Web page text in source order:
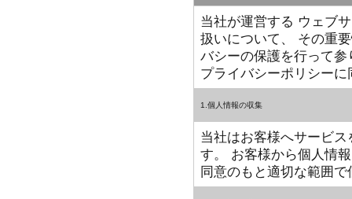
当社が運営する ウェブ
扱いについて、 その重
バシーの保護を行って
プライバシーポリシー
1.個人情報の収集
当社はお客様へサービ
す。 お客様から個人情
同意のもと適切な範囲